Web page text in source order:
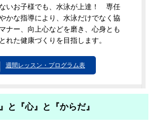
いお子様でも、水泳が上達！ 専任
かな指導により、水泳だけでなく協
ナー、向上心などを磨き、心身とも
れた健康づくりを目指します。
週間レッスン・プログラム表
と『心』と『からだ』